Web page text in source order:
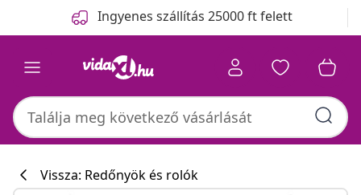
Ingyenes szállítás 25000 ft felett
Vissza: Redőnyök és rolók